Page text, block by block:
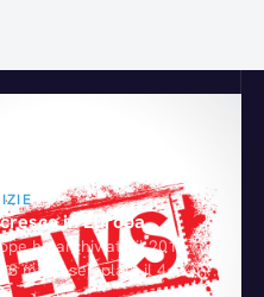
in Europa
ha archiviato il 2014
mila esemplari, il 4,6% in